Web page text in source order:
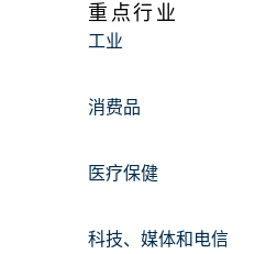
重点行业
工业
消费品
医疗保健
科技、媒体和电信